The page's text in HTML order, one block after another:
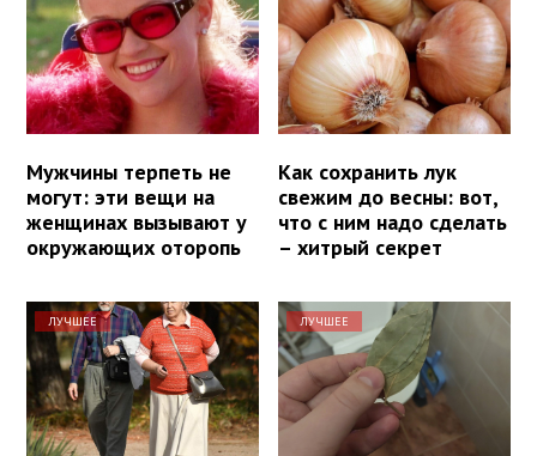
Мужчины терпеть не
могут: эти вещи на
женщинах вызывают у
окружающих оторопь
Как сохранить лук
свежим до весны: вот,
что с ним надо сделать
– хитрый секрет
ЛУЧШЕЕ ЛУЧШЕЕ